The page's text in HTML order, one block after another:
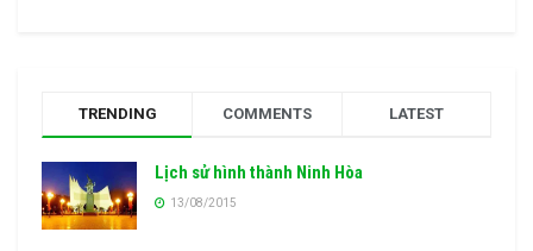
TRENDING COMMENTS LATEST
Lịch sử hình thành Ninh Hòa
13/08/2015